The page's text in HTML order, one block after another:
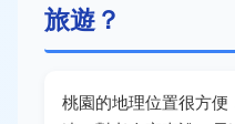
旅遊？
桃園的地理位置很方